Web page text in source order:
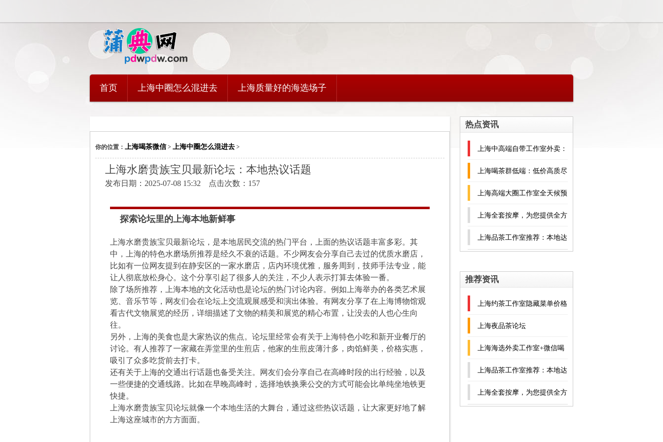
首页 上海中圈怎么混进去 上海质量好的海选场子
你的位置： 上海喝茶微信> 上海中圈怎么混进去 >
上海水磨贵族宝贝最新论坛：本地热议话题
发布日期：2025-07-08 15:32 点击次数：157
探索论坛里的上海本地新鲜事
上海水磨贵族宝贝最新论坛，是本地居民交流的热门平台，上面的热议话题丰富多彩。其
中，上海的特色水磨场所推荐是经久不衰的话题。不少网友会分享自己去过的优质水磨店，
比如有一位网友提到在静安区的一家水磨店，店内环境优雅，服务周到，技师手法专业，能
让人彻底放松身心。这个分享引起了很多人的关注，不少人表示打算去体验一番。
除了场所推荐，上海本地的文化活动也是论坛的热门讨论内容。例如上海举办的各类艺术展
览、音乐节等，网友们会在论坛上交流观展感受和演出体验。有网友分享了在上海博物馆观
看古代文物展览的经历，详细描述了文物的精美和展览的精心布置，让没去的人也心生向
往。
另外，上海的美食也是大家热议的焦点。论坛里经常会有关于上海特色小吃和新开业餐厅的
讨论。有人推荐了一家藏在弄堂里的生煎店，他家的生煎皮薄汁多，肉馅鲜美，价格实惠，
吸引了众多吃货前去打卡。
还有关于上海的交通出行话题也备受关注。网友们会分享自己在高峰时段的出行经验，以及
一些便捷的交通线路。比如在早晚高峰时，选择地铁换乘公交的方式可能会比单纯坐地铁更
快捷。
上海水磨贵族宝贝论坛就像一个本地生活的大舞台，通过这些热议话题，让大家更好地了解
上海这座城市的方方面面。
热点资讯
上海中高端自带工作室外卖：
设备与茶品全曝光_367
上海喝茶群低端：低价高质尽
在其中！
上海高端大圈工作室全天候预
约指南
上海全套按摩，为您提供全方
位舒适享受！
上海品茶工作室推荐：本地达
推荐资讯
上海约茶工作室隐藏菜单价格
解析
上海夜品茶论坛
‌上海海选外卖工作室+微信喝
茶群避坑‌
上海品茶工作室推荐：本地达
人私藏地图_247
上海全套按摩，为您提供全方